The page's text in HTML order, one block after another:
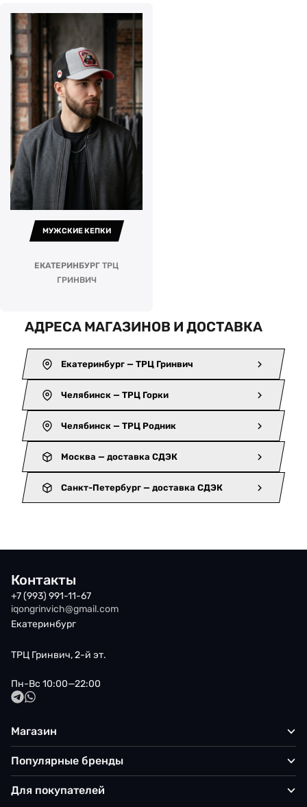
МУЖСКИЕ КЕПКИ
ЕКАТЕРИНБУРГ ТРЦ
ГРИНВИЧ
АДРЕСА МАГАЗИНОВ И ДОСТАВКА
Екатеринбург — ТРЦ Гринвич
Челябинск — ТРЦ Горки
Челябинск — ТРЦ Родник
Москва — доставка СДЭК
Санкт-Петербург — доставка СДЭК
Контакты
+7 (993) 991-11-67
iqongrinvich@gmail.com
Екатеринбург
ТРЦ Гринвич, 2-й эт.
Пн-Вс 10:00—22:00
Магазин
Популярные бренды
Для покупателей